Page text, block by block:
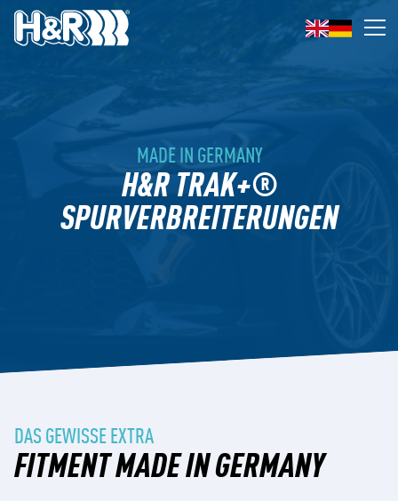
Zum Inhalt springen
MADE IN GERMANY
H&R TRAK+®
SPURVERBREITERUNGEN
DAS GEWISSE EXTRA
FITMENT MADE IN GERMANY